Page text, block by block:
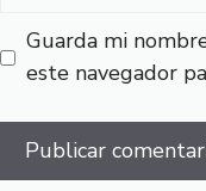
Guarda mi
este navegador